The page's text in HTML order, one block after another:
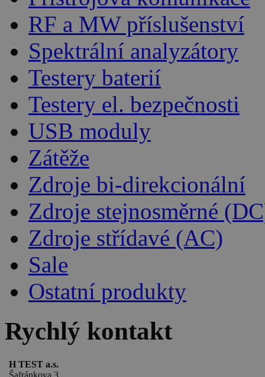
RF a MW příslušenství
Spektrální analyzátory
Testery baterií
Testery el. bezpečnosti
USB moduly
Zátěže
Zdroje bi-direkcionální
Zdroje stejnosměrné
Zdroje střídavé (AC)
Sale
Ostatní produkty
Rychlý kontakt
H TEST a.s.
Šafránkova 3